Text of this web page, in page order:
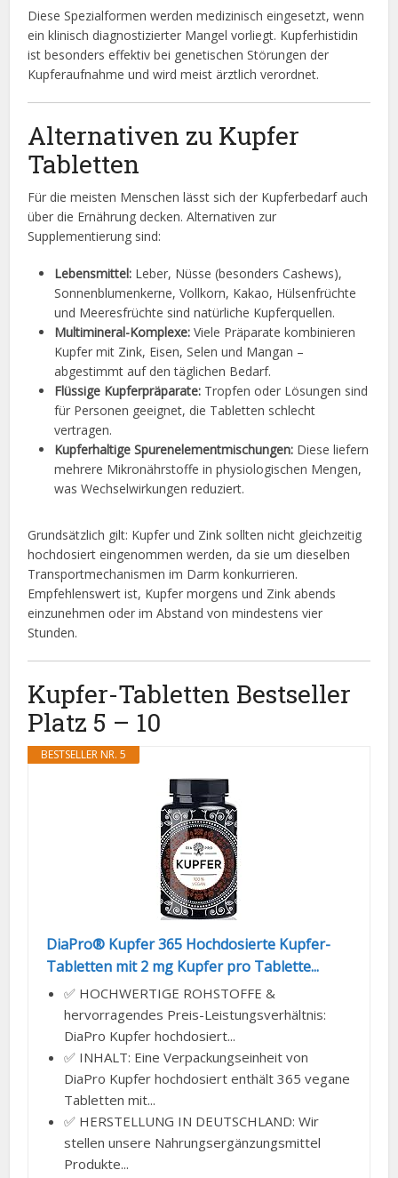
Diese Spezialformen werden medizinisch eingesetzt, wenn
ein klinisch diagnostizierter Mangel vorliegt. Kupferhistidin
ist besonders effektiv bei genetischen Störungen der
Kupferaufnahme und wird meist ärztlich verordnet.
Alternativen zu Kupfer
Tabletten
Für die meisten Menschen lässt sich der Kupferbedarf auch
über die Ernährung decken. Alternativen zur
Supplementierung sind:
Lebensmittel: Leber, Nüsse (besonders Cashews),
Sonnenblumenkerne, Vollkorn, Kakao, Hülsenfrüchte
und Meeresfrüchte sind natürliche Kupferquellen.
Multimineral-Komplexe: Viele Präparate kombinieren
Kupfer mit Zink, Eisen, Selen und Mangan –
abgestimmt auf den täglichen Bedarf.
Flüssige Kupferpräparate: Tropfen oder Lösungen sind
für Personen geeignet, die Tabletten schlecht
vertragen.
Kupferhaltige Spurenelementmischungen: Diese liefern
mehrere Mikronährstoffe in physiologischen Mengen,
was Wechselwirkungen reduziert.
Grundsätzlich gilt: Kupfer und Zink sollten nicht gleichzeitig
hochdosiert eingenommen werden, da sie um dieselben
Transportmechanismen im Darm konkurrieren.
Empfehlenswert ist, Kupfer morgens und Zink abends
einzunehmen oder im Abstand von mindestens vier
Stunden.
Kupfer-Tabletten Bestseller
Platz 5 – 10
BESTSELLER NR. 5
DiaPro® Kupfer 365 Hochdosierte Kupfer-
Tabletten mit 2 mg Kupfer pro Tablette...
✅ HOCHWERTIGE ROHSTOFFE &
hervorragendes Preis-Leistungsverhältnis:
DiaPro Kupfer hochdosiert...
✅ INHALT: Eine Verpackungseinheit von
DiaPro Kupfer hochdosiert enthält 365 vegane
Tabletten mit...
✅ HERSTELLUNG IN DEUTSCHLAND: Wir
stellen unsere Nahrungsergänzungsmittel
Produkte...